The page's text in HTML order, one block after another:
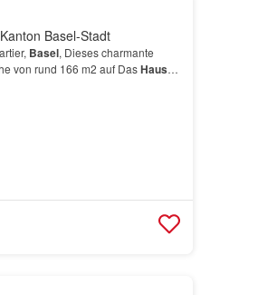
Basel-Stadt
Basel, Dieses charmante
von rund 166 m2 auf DasHaus
renoviert M…